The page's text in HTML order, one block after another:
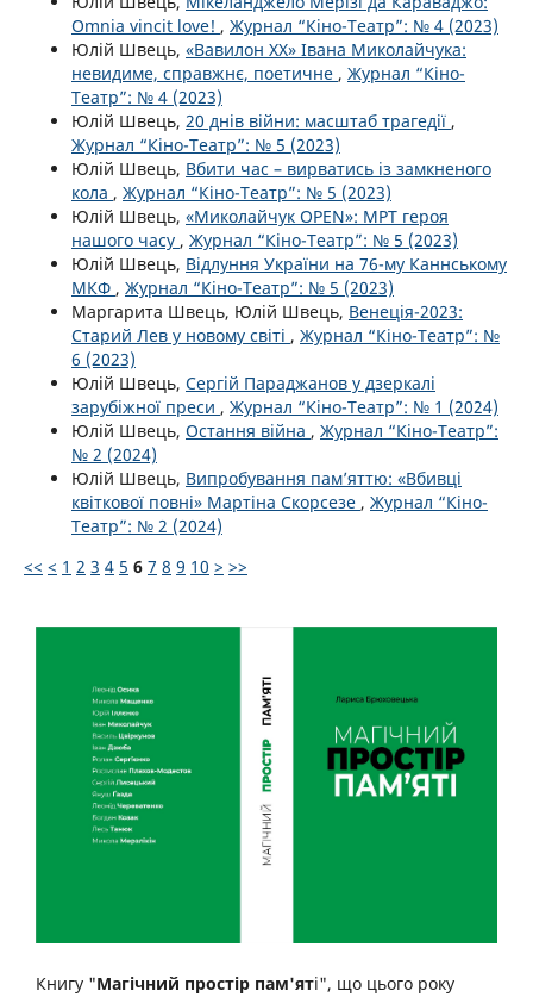
Omnia vincit love! , Журнал “Кіно-Театр”: № 4 (2023)
Юлій Швець, «Вавилон ХХ» Івана Миколайчука:
невидиме, справжнє, поетичне , Журнал “Кіно-
Театр”: № 4 (2023)
Юлій Швець, 20 днів війни: масштаб трагедії ,
Журнал “Кіно-Театр”: № 5 (2023)
Юлій Швець, Вбити час – вирватись із замкненого
кола , Журнал “Кіно-Театр”: № 5 (2023)
Юлій Швець, «Миколайчук OPEN»: МРТ героя
нашого часу , Журнал “Кіно-Театр”: № 5 (2023)
Юлій Швець, Відлуння України на 76-му Каннському
МКФ , Журнал “Кіно-Театр”: № 5 (2023)
Маргарита Швець, Юлій Швець, Венеція-2023:
Старий Лев у новому світі , Журнал “Кіно-Театр”: №
6 (2023)
Юлій Швець, Сергій Параджанов у дзеркалі
зарубіжної преси , Журнал “Кіно-Театр”: № 1 (2024)
Юлій Швець, Остання війна , Журнал “Кіно-Театр”:
№ 2 (2024)
Юлій Швець, Випробування пам’яттю: «Вбивці
квіткової повні» Мартіна Скорсезе , Журнал “Кіно-
Театр”: № 2 (2024)
<< < 1 2 3 4 5 6 7 8 9 10 > >>
Книгу "Магічний простір пам'яті", що цього року